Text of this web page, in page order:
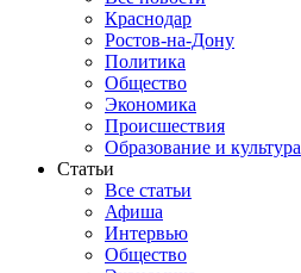
Краснодар
Ростов-на-Дону
Политика
Общество
Экономика
Происшествия
Образование и культура
Статьи
Все статьи
Афиша
Интервью
Общество